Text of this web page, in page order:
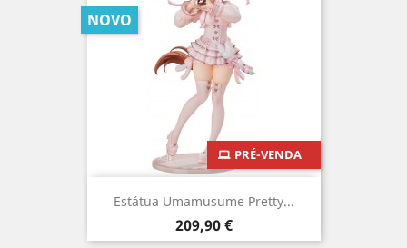
Estátua Umamusume Pretty...
Preço
209,90 €
PRÉ-VENDA
NOVO